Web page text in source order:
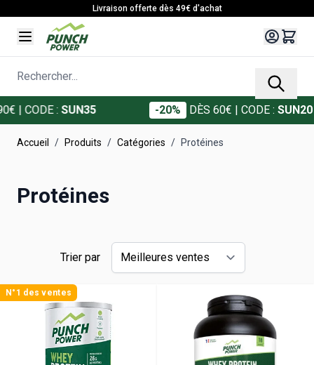
Livraison offerte dès 49€ d'achat
Rechercher...
CODE :SUN35 -20% DÈS 60€| CODE :SUN20
Accueil / Produits / Catégories / Protéines
Protéines
Trier par
N°1 des ventes